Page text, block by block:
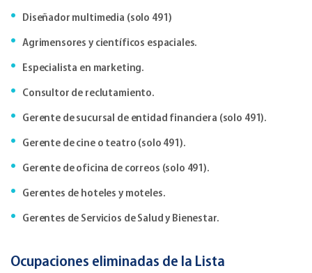
Diseñador multimedia (solo 491)
Agrimensores y científicos espaciales.
Especialista en marketing.
Consultor de reclutamiento.
Gerente de sucursal de entidad financiera (solo 491).
Gerente de cine o teatro (solo 491).
Gerente de oficina de correos (solo 491).
Gerentes de hoteles y moteles.
Gerentes de Servicios de Salud y Bienestar.
Ocupaciones eliminadas de la Lista